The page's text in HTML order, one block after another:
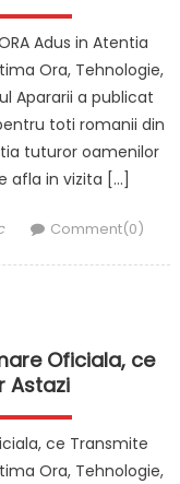
Adus in Atentia
Ora, Tehnologie,
Apararii a publicat
toti romanii din
tuturor oamenilor
afla in vizita […]
Comment(0)
Oficiala, ce
Astazi
ce Transmite
Ora, Tehnologie,